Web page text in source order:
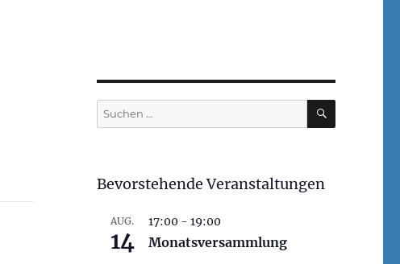
Suchen
nach:
SUCHEN
Bevorstehende Veranstaltungen
AUG.
14
17:00- 19:00
Monatsversammlung